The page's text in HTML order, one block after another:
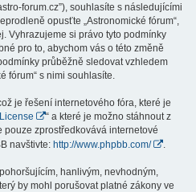
forum.cz”), souhlasíte s následujícími
opusťte „Astronomické fórum“,
Vyhrazujeme si právo tyto podmínky
pro to, abychom vás o této změně
průběžně sledovat vzhledem
fórum“ s nimi souhlasíte.
je řešení internetového fóra, které je
“ a které je možno stáhnout z
pouze zprostředkovává internetové
navštivte: http://www.phpbb.com/
hanlivým, nevhodným,
by mohl porušovat platné zákony ve